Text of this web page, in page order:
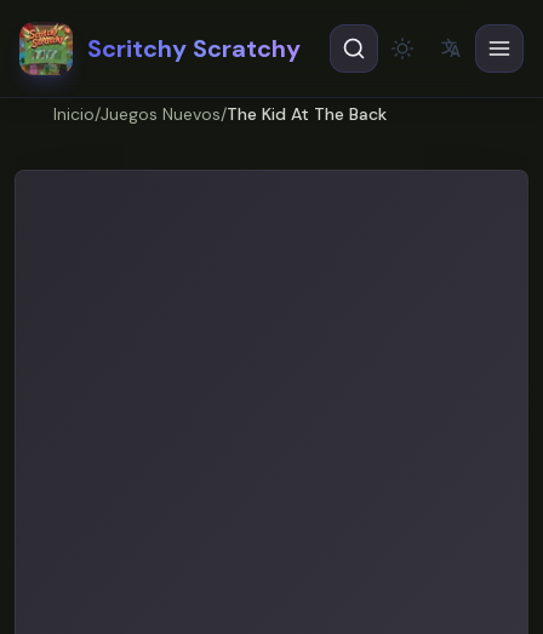
Scritchy Scratchy Theme
文A
ENEnglish
Inicio/Juegos Nuevos/The Kid At The Back